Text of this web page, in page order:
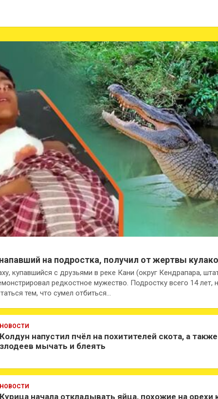
на подростка, получил от жертвы
купавшийся с друзьями в реке Кани (округ Кендрапара,
редкостное мужество. Подростку всего 14 лет,
тем, что сумел отбиться…
НОВОСТИ
Колдун напустил пчёл на похитителей скота, а
злодеев мычать и блеять
НОВОСТИ
Курица начала откладывать яйца, похожие на